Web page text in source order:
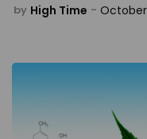
by High Time -